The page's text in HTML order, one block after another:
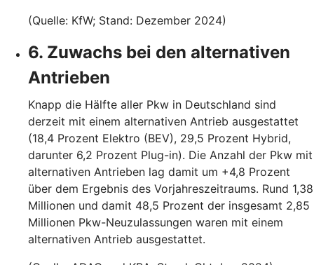
(Quelle: KfW; Stand: Dezember 2024)
6. Zuwachs bei den alternativen
Antrieben
Knapp die Hälfte aller Pkw in Deutschland sind
derzeit mit einem alternativen Antrieb ausgestattet
(18,4 Prozent Elektro (BEV), 29,5 Prozent Hybrid,
darunter 6,2 Prozent Plug-in). Die Anzahl der Pkw mit
alternativen Antrieben lag damit um +4,8 Prozent
über dem Ergebnis des Vorjahreszeitraums. Rund 1,38
Millionen und damit 48,5 Prozent der insgesamt 2,85
Millionen Pkw-Neuzulassungen waren mit einem
alternativen Antrieb ausgestattet.